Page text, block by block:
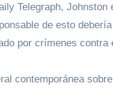
Telegraph, Johnston
de esto
por crímenes contra
contemporánea